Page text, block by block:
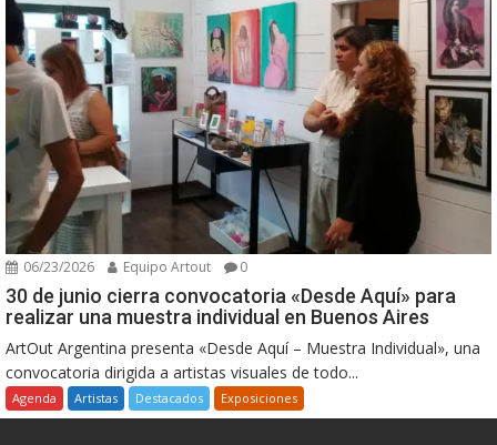
06/23/2026 Equipo Artout 0
30 de junio cierra convocatoria «Desde Aquí» para
realizar una muestra individual en Buenos Aires
ArtOut Argentina presenta «Desde Aquí – Muestra Individual», una
convocatoria dirigida a artistas visuales de todo...
Agenda Artistas Destacados Exposiciones